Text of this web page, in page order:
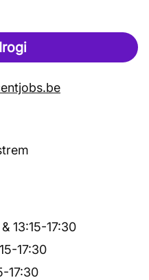
& 13:15-17:30
-17:30
-17:30